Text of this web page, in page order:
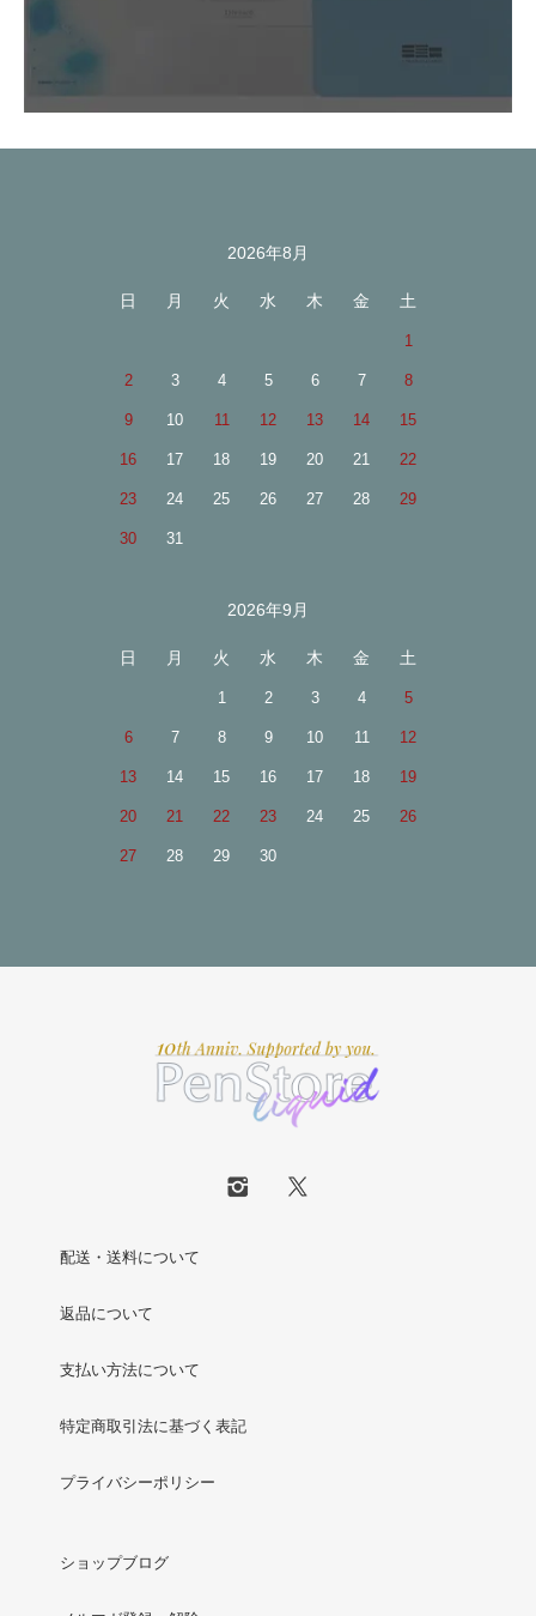
2026年8月
日 月 火 水 木 金 土
1
2 3 4 5 6 7 8
9 10 11 12 13 14 15
16 17 18 19 20 21 22
23 24 25 26 27 28 29
30 31
2026年9月
日 月 火 水 木 金 土
1 2 3 4 5
6 7 8 9 10 11 12
13 14 15 16 17 18 19
20 21 22 23 24 25 26
27 28 29 30
配送・送料について
返品について
支払い方法について
特定商取引法に基づく表記
プライバシーポリシー
ショップブログ